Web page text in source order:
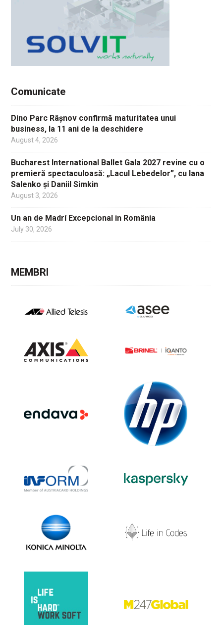
Comunicate
Dino Parc Râșnov confirmă maturitatea unui
business, la 11 ani de la deschidere
August 4, 2026
Bucharest International Ballet Gala 2027 revine cu o
premieră spectaculoasă: „Lacul Lebedelor”, cu Iana
Salenko și Daniil Simkin
August 3, 2026
Un an de Madrí Excepcional in România
July 30, 2026
MEMBRI